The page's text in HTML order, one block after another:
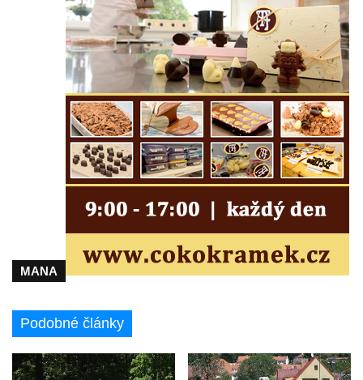
Socha Medvídě v Tierpark Chemnitz
Sochy Ležící žena v Tierpark Chemnitz
Sochy Ptáci v Tierpark Chemnitz
Socha Skupina jeřábů v Tierpark Chemnitz
Socha Panter v ZOO Leipzig
Socha Dívka s mušlí v ZOO Leipzig
Socha Tygr v ZOO Leipzig
Socha Marabu v ZOO Leipzig
Leipzig
Socha Mladý slon v ZOO Leipzig
Socha Býk v ZOO Dresden
Socha Uprchlý otrok bojuje s divokým psem
MANA
Podobné články